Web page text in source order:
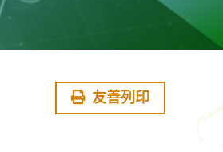
友善列印